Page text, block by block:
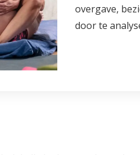
overgave,
door te